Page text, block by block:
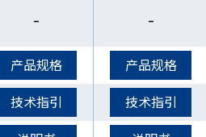
- -
产品规格 产品规格
技术指引 技术指引